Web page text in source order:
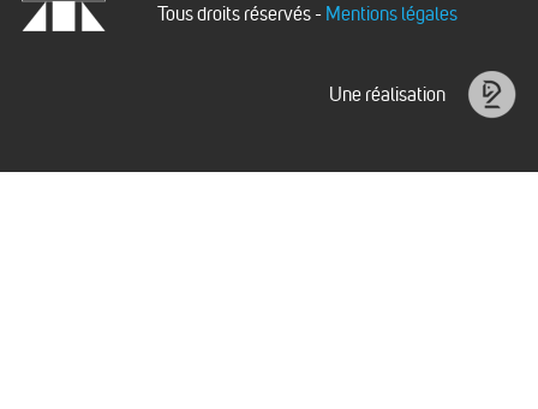
Tous droits réservés - Mentions légales
Une réalisation